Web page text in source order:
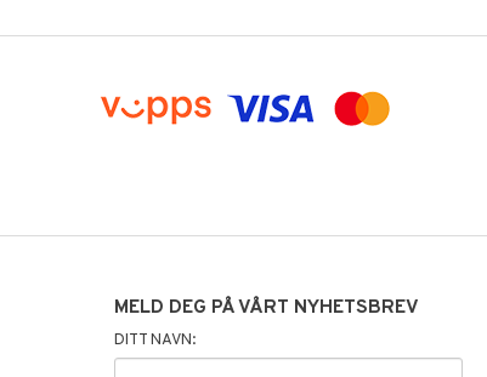
MELD DEG PÅ VÅRT NYHETSBREV
DITT NAVN: